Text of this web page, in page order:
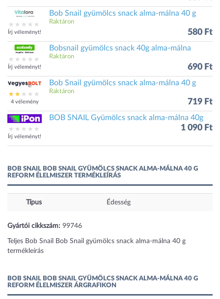
Írj véleményt!
Bob Snail gyümölcs snack alma-málna 40 g
Raktáron
580 Ft
Írj véleményt!
Bobsnail gyümölcs snack 40g alma-málna
Raktáron
690 Ft
4 vélemény
Bob Snail gyümölcs snack alma-málna 40 g
Raktáron
719 Ft
Írj véleményt!
BOB SNAIL Gyümölcs snack alma-málna 40g
1 090 Ft
BOB SNAIL BOB SNAIL GYÜMÖLCS SNACK ALMA-MÁLNA 40 G
REFORM ÉLELMISZER TERMÉKLEÍRÁS
Típus Édesség
Gyártói cikkszám: 99746
Teljes Bob Snail Bob Snail gyümölcs snack alma-málna 40 g
termékleírás
BOB SNAIL BOB SNAIL GYÜMÖLCS SNACK ALMA-MÁLNA 40 G
REFORM ÉLELMISZER ÁRGRAFIKON